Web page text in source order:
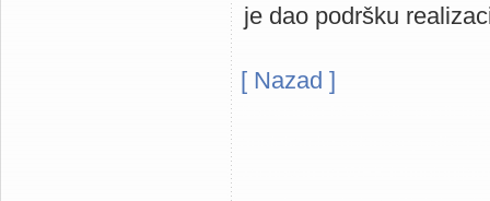
je dao podršku
[ Nazad ]